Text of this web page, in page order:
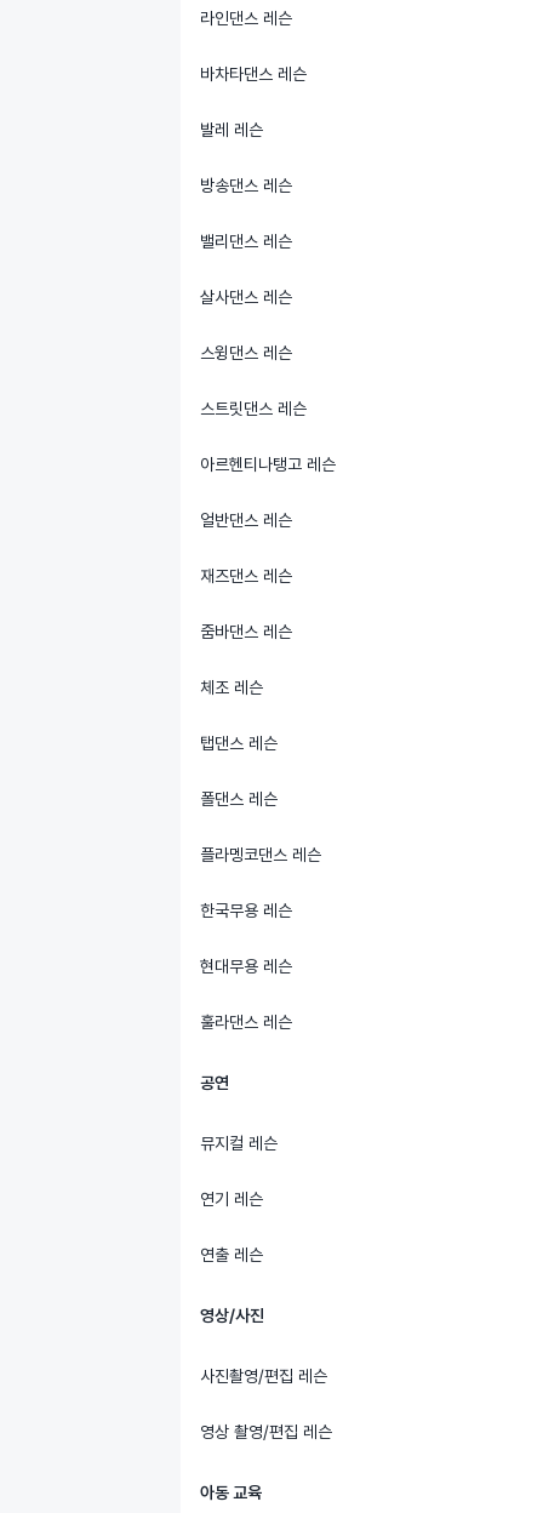
라인댄스 레슨
바차타댄스 레슨
발레 레슨
방송댄스 레슨
밸리댄스 레슨
살사댄스 레슨
스윙댄스 레슨
스트릿댄스 레슨
아르헨티나탱고 레슨
얼반댄스 레슨
재즈댄스 레슨
줌바댄스 레슨
체조 레슨
탭댄스 레슨
폴댄스 레슨
플라멩코댄스 레슨
한국무용 레슨
현대무용 레슨
훌라댄스 레슨
공연
뮤지컬 레슨
연기 레슨
연출 레슨
영상/사진
사진촬영/편집 레슨
영상 촬영/편집 레슨
아동 교육